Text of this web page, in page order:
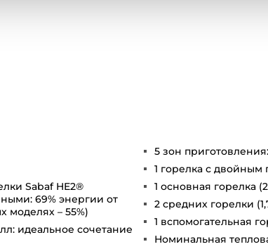
Sabaf HE2®
69% энергии от
моделях – 55%)
идеальное сочетание
5 зон приготовления:
1 горелка с двойным
1 основная горелка
2 средних горелки
1 вспомогательная
Номинальная